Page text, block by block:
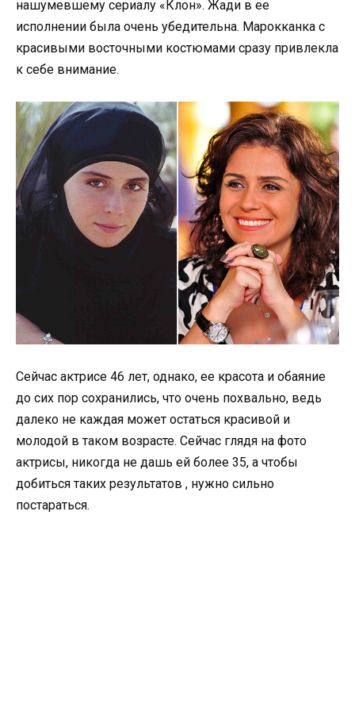
нашумевшему сериалу «Клон». Жади в ее
исполнении была очень убедительна. Марокканка с
красивыми восточными костюмами сразу привлекла
к себе внимание.
Сейчас актрисе 46 лет, однако, ее красота и обаяние
до сих пор сохранились, что очень похвально, ведь
далеко не каждая может остаться красивой и
молодой в таком возрасте. Сейчас глядя на фото
актрисы, никогда не дашь ей более 35, а чтобы
добиться таких результатов , нужно сильно
постараться.